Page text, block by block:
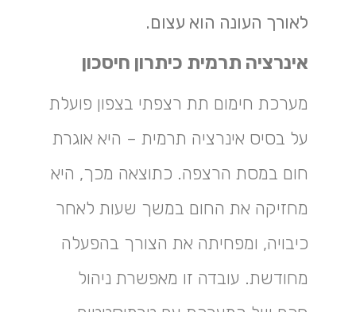
לאורך העונה הוא עצום.
אינרציה תרמית כיתרון חיסכון
מערכת חימום תת רצפתי בצפון פועלת
על בסיס אינרציה תרמית – היא אוגרת
חום במסת הרצפה. כתוצאה מכך, היא
מחזיקה את החום במשך שעות לאחר
כיבויה, ומפחיתה את הצורך בהפעלה
מחודשת. עובדה זו מאפשרת ניהול